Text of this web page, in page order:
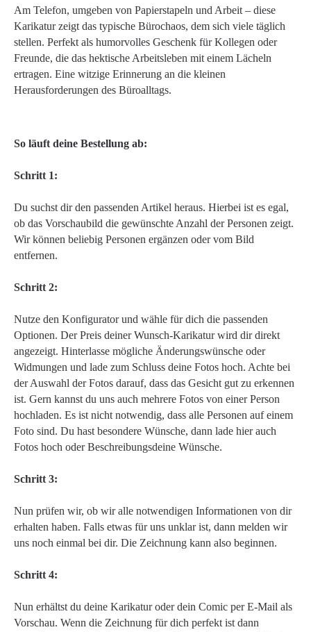
Am Telefon, umgeben von Papierstapeln und Arbeit – diese
Karikatur zeigt das typische Bürochaos, dem sich viele täglich
stellen. Perfekt als humorvolles Geschenk für Kollegen oder
Freunde, die das hektische Arbeitsleben mit einem Lächeln
ertragen. Eine witzige Erinnerung an die kleinen
Herausforderungen des Büroalltags.
So läuft deine Bestellung ab:
Schritt 1:
Du suchst dir den passenden Artikel heraus. Hierbei ist es egal,
ob das Vorschaubild die gewünschte Anzahl der Personen zeigt.
Wir können beliebig Personen ergänzen oder vom Bild
entfernen.
Schritt 2:
Nutze den Konfigurator und wähle für dich die passenden
Optionen. Der Preis deiner Wunsch-Karikatur wird dir direkt
angezeigt. Hinterlasse mögliche Änderungswünsche oder
Widmungen und lade zum Schluss deine Fotos hoch. Achte bei
der Auswahl der Fotos darauf, dass das Gesicht gut zu erkennen
ist. Gern kannst du uns auch mehrere Fotos von einer Person
hochladen. Es ist nicht notwendig, dass alle Personen auf einem
Foto sind. Du hast besondere Wünsche, dann lade hier auch
Fotos hoch oder Beschreibungsdeine Wünsche.
Schritt 3:
Nun prüfen wir, ob wir alle notwendigen Informationen von dir
erhalten haben. Falls etwas für uns unklar ist, dann melden wir
uns noch einmal bei dir. Die Zeichnung kann also beginnen.
Schritt 4:
Nun erhältst du deine Karikatur oder dein Comic per E-Mail als
Vorschau. Wenn die Zeichnung für dich perfekt ist dann